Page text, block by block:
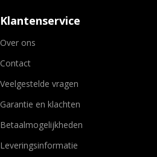
Klantenservice
Over ons
Contact
Veelgestelde vragen
Garantie en klachten
Betaalmogelijkheden
Leveringsinformatie